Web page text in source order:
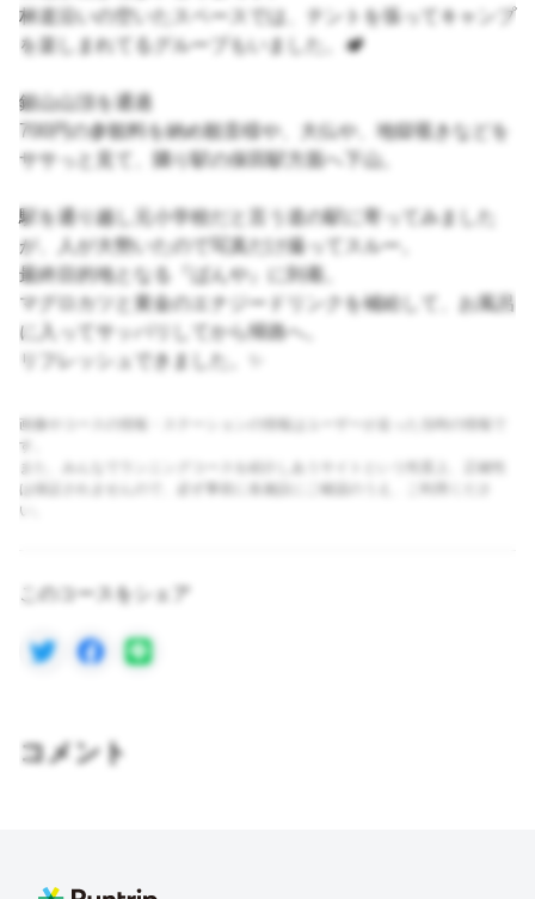
林道沿いの空いたスペースでは、テントを張ってキャンプ
を楽しまれてるグループもいました。🏕
鋸山山頂を通過
700円の参観料を納め観音様や、大仏や、地獄覗きなどを
ササっと見て、隣り駅の保田駅方面へ下山。
駅を通り越し元小学校だと言う道の駅に寄ってみました
が、人が大勢いたので写真だけ撮ってスルー。
最終目的地となる『ばんや』に到着。
マグロカツと黄金のエナジードリンクを補給して、お風呂
に入ってサッパリしてから帰路へ。
リフレッシュできました。✨
画像やコースの情報・ステーションの情報はユーザーが走った当時の情報で
す。
また、みんなでランニングコースを紹介しあうサイトという性質上、正確性
は保証されませんので、必ず事前に各施設にご確認のうえ、ご利用くださ
い。
このコースをシェア
コメント